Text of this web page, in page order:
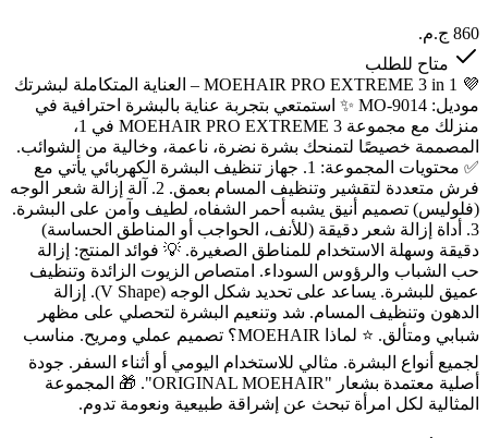
متاح للطلب
💜 MOEHAIR PRO EXTREME 3 in 1 – العناية المتكاملة لبشرتك
موديل: MO-9014 ✨ استمتعي بتجربة عناية بالبشرة احترافية في
منزلك مع مجموعة MOEHAIR PRO EXTREME 3 في 1،
المصممة خصيصًا لتمنحك بشرة نضرة، ناعمة، وخالية من الشوائب.
✅ محتويات المجموعة: 1. جهاز تنظيف البشرة الكهربائي يأتي مع
فرش متعددة لتقشير وتنظيف المسام بعمق. 2. آلة إزالة شعر الوجه
(فلوليس) تصميم أنيق يشبه أحمر الشفاه، لطيف وآمن على البشرة.
3. أداة إزالة شعر دقيقة (للأنف، الحواجب أو المناطق الحساسة)
دقيقة وسهلة الاستخدام للمناطق الصغيرة. 💡 فوائد المنتج: إزالة
حب الشباب والرؤوس السوداء. امتصاص الزيوت الزائدة وتنظيف
عميق للبشرة. يساعد على تحديد شكل الوجه (V Shape). إزالة
الدهون وتنظيف المسام. شد وتنعيم البشرة لتحصلي على مظهر
شبابي ومتألق. ⭐ لماذا MOEHAIR؟ تصميم عملي ومريح. مناسب
لجميع أنواع البشرة. مثالي للاستخدام اليومي أو أثناء السفر. جودة
أصلية معتمدة بشعار "ORIGINAL MOEHAIR". 🎁 المجموعة
المثالية لكل امرأة تبحث عن إشراقة طبيعية ونعومة تدوم.